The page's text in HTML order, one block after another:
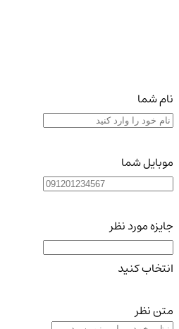
نام شما
موبایل شما
جایزه مورد نظر
انتخاب کنید
متن نظر